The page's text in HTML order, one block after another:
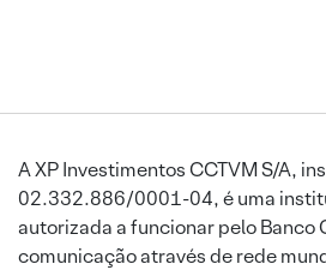
A XP Investimentos CCTVM S/A,
02.332.886/0001-04, é uma
autorizada a funcionar pelo Banco
comunicação através de rede